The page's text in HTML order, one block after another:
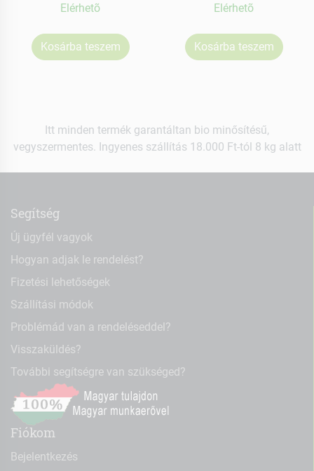
Elérhetõ
Kosárba teszem
Elérhetõ
Kosárba teszem
Itt minden termék garantáltan bio minősítésű,
vegyszermentes. Ingyenes szállítás 18.000 Ft-tól 8 kg alatt
Segítség
Új ügyfél vagyok
Hogyan adjak le rendelést?
Fizetési lehetőségek
Szállítási módok
Problémád van a rendeléseddel?
Visszaküldés?
További segítségre van szükséged?
Fiókom
Bejelentkezés